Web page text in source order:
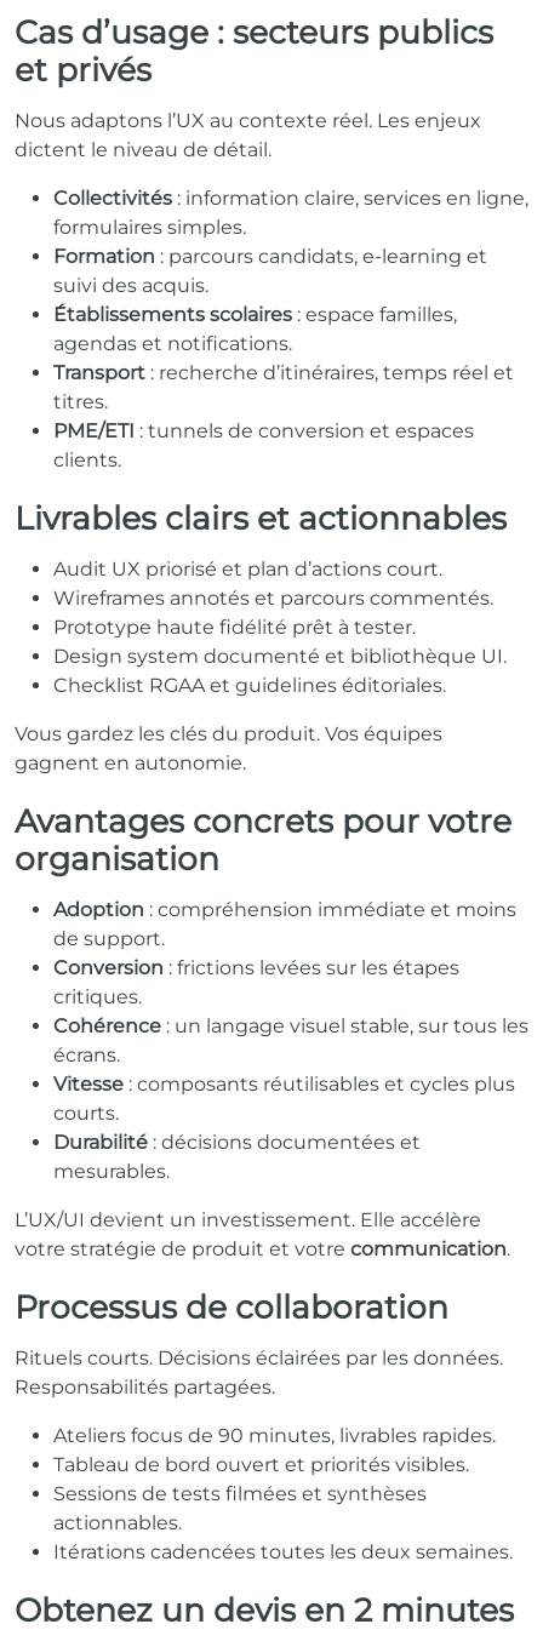
Cas d’usage : secteurs publics
et privés
Nous adaptons l’UX au contexte réel. Les enjeux
dictent le niveau de détail.
Collectivités : information claire, services en ligne,
formulaires simples.
Formation : parcours candidats, e-learning et
suivi des acquis.
Établissements scolaires : espace familles,
agendas et notifications.
Transport : recherche d’itinéraires, temps réel et
titres.
PME/ETI : tunnels de conversion et espaces
clients.
Livrables clairs et actionnables
Audit UX priorisé et plan d’actions court.
Wireframes annotés et parcours commentés.
Prototype haute fidélité prêt à tester.
Design system documenté et bibliothèque UI.
Checklist RGAA et guidelines éditoriales.
Vous gardez les clés du produit. Vos équipes
gagnent en autonomie.
Avantages concrets pour votre
organisation
Adoption : compréhension immédiate et moins
de support.
Conversion : frictions levées sur les étapes
critiques.
Cohérence : un langage visuel stable, sur tous les
écrans.
Vitesse : composants réutilisables et cycles plus
courts.
Durabilité : décisions documentées et
mesurables.
L’UX/UI devient un investissement. Elle accélère
votre stratégie de produit et votre communication.
Processus de collaboration
Rituels courts. Décisions éclairées par les données.
Responsabilités partagées.
Ateliers focus de 90 minutes, livrables rapides.
Tableau de bord ouvert et priorités visibles.
Sessions de tests filmées et synthèses
actionnables.
Itérations cadencées toutes les deux semaines.
Obtenez un devis en 2 minutes